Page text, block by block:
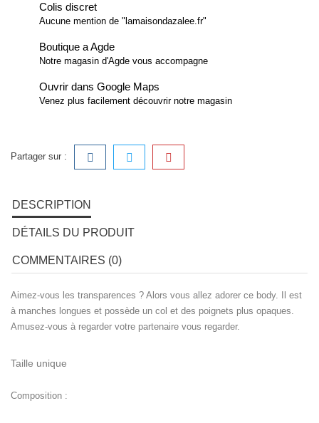
Colis discret
Aucune mention de "lamaisondazalee.fr"
Boutique a Agde
Notre magasin d'Agde vous accompagne
Ouvrir dans Google Maps
Venez plus facilement découvrir notre magasin
Partager sur :
DESCRIPTION
DÉTAILS DU PRODUIT
COMMENTAIRES (0)
Aimez-vous les transparences ? Alors vous allez adorer ce body. Il est
à manches longues et possède un col et des poignets plus opaques.
Amusez-vous à regarder votre partenaire vous regarder.
Taille unique
Composition :